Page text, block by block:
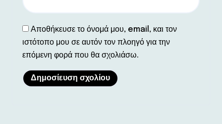
Αποθήκευσε το όνομά μου, email, και τον
ιστότοπο μου σε αυτόν τον πλοηγό για την
επόμενη φορά που θα σχολιάσω.